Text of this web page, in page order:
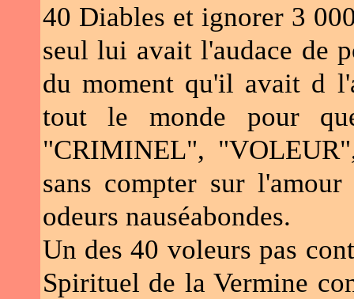
40 Diables et ignorer 3
seul lui avait l'audace de
du moment qu'il avait d
tout le monde pour
"CRIMINEL",
sans compter sur
odeurs nauséabondes.
Un des 40 voleurs pas
Spirituel de la Vermine